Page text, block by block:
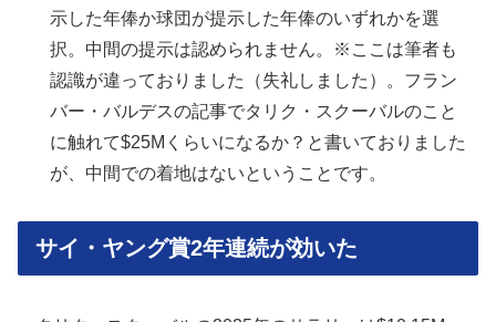
示した年俸か球団が提示した年俸のいずれかを選
択。中間の提示は認められません。※ここは筆者も
認識が違っておりました（失礼しました）。フラン
バー・バルデスの記事でタリク・スクーバルのこと
に触れて$25Mくらいになるか？と書いておりました
が、中間での着地はないということです。
サイ・ヤング賞2年連続が効いた